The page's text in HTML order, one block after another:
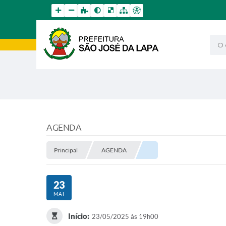
O
AGENDA
Principal AGENDA
23
MAI
Início: 23/05/2025 às 19h00